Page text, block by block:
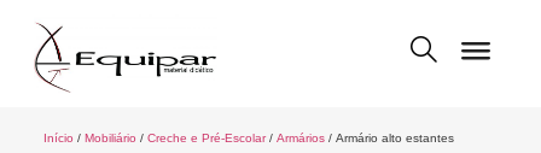
Início / Mobiliário / Creche e Pré-Escolar/ Armários/ Armário alto estantes